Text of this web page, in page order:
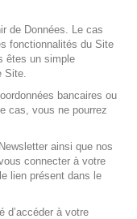
de Données. Le cas
fonctionnalités du Site
êtes un simple
Site.
bancaires ou
cas, vous ne pourrez
ainsi que nos
connecter à votre
lien présent dans le
d’accéder à votre